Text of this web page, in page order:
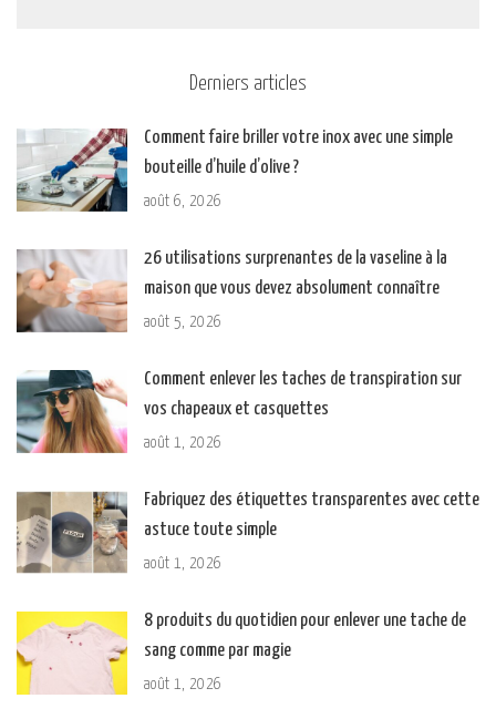
Derniers articles
Comment faire briller votre inox avec une simple
bouteille d’huile d’olive ?
août 6, 2026
26 utilisations surprenantes de la vaseline à la
maison que vous devez absolument connaître
août 5, 2026
Comment enlever les taches de transpiration sur
vos chapeaux et casquettes
août 1, 2026
Fabriquez des étiquettes transparentes avec cette
astuce toute simple
août 1, 2026
8 produits du quotidien pour enlever une tache de
sang comme par magie
août 1, 2026